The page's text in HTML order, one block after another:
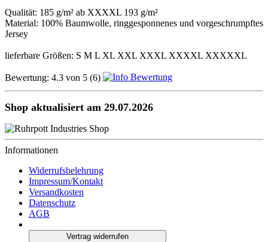
Qualität: 185 g/m² ab XXXXL 193 g/m²
Material: 100% Baumwolle, ringgesponnenes und vorgeschrumpftes
Jersey
lieferbare Größen: S M L XL XXL XXXL XXXXL XXXXXL
Bewertung: 4.3 von 5 (6)
Shop aktualisiert am 29.07.2026
Informationen
Widerrufsbelehrung
Impressum/Kontakt
Versandkosten
Datenschutz
AGB
Vertrag widerrufen